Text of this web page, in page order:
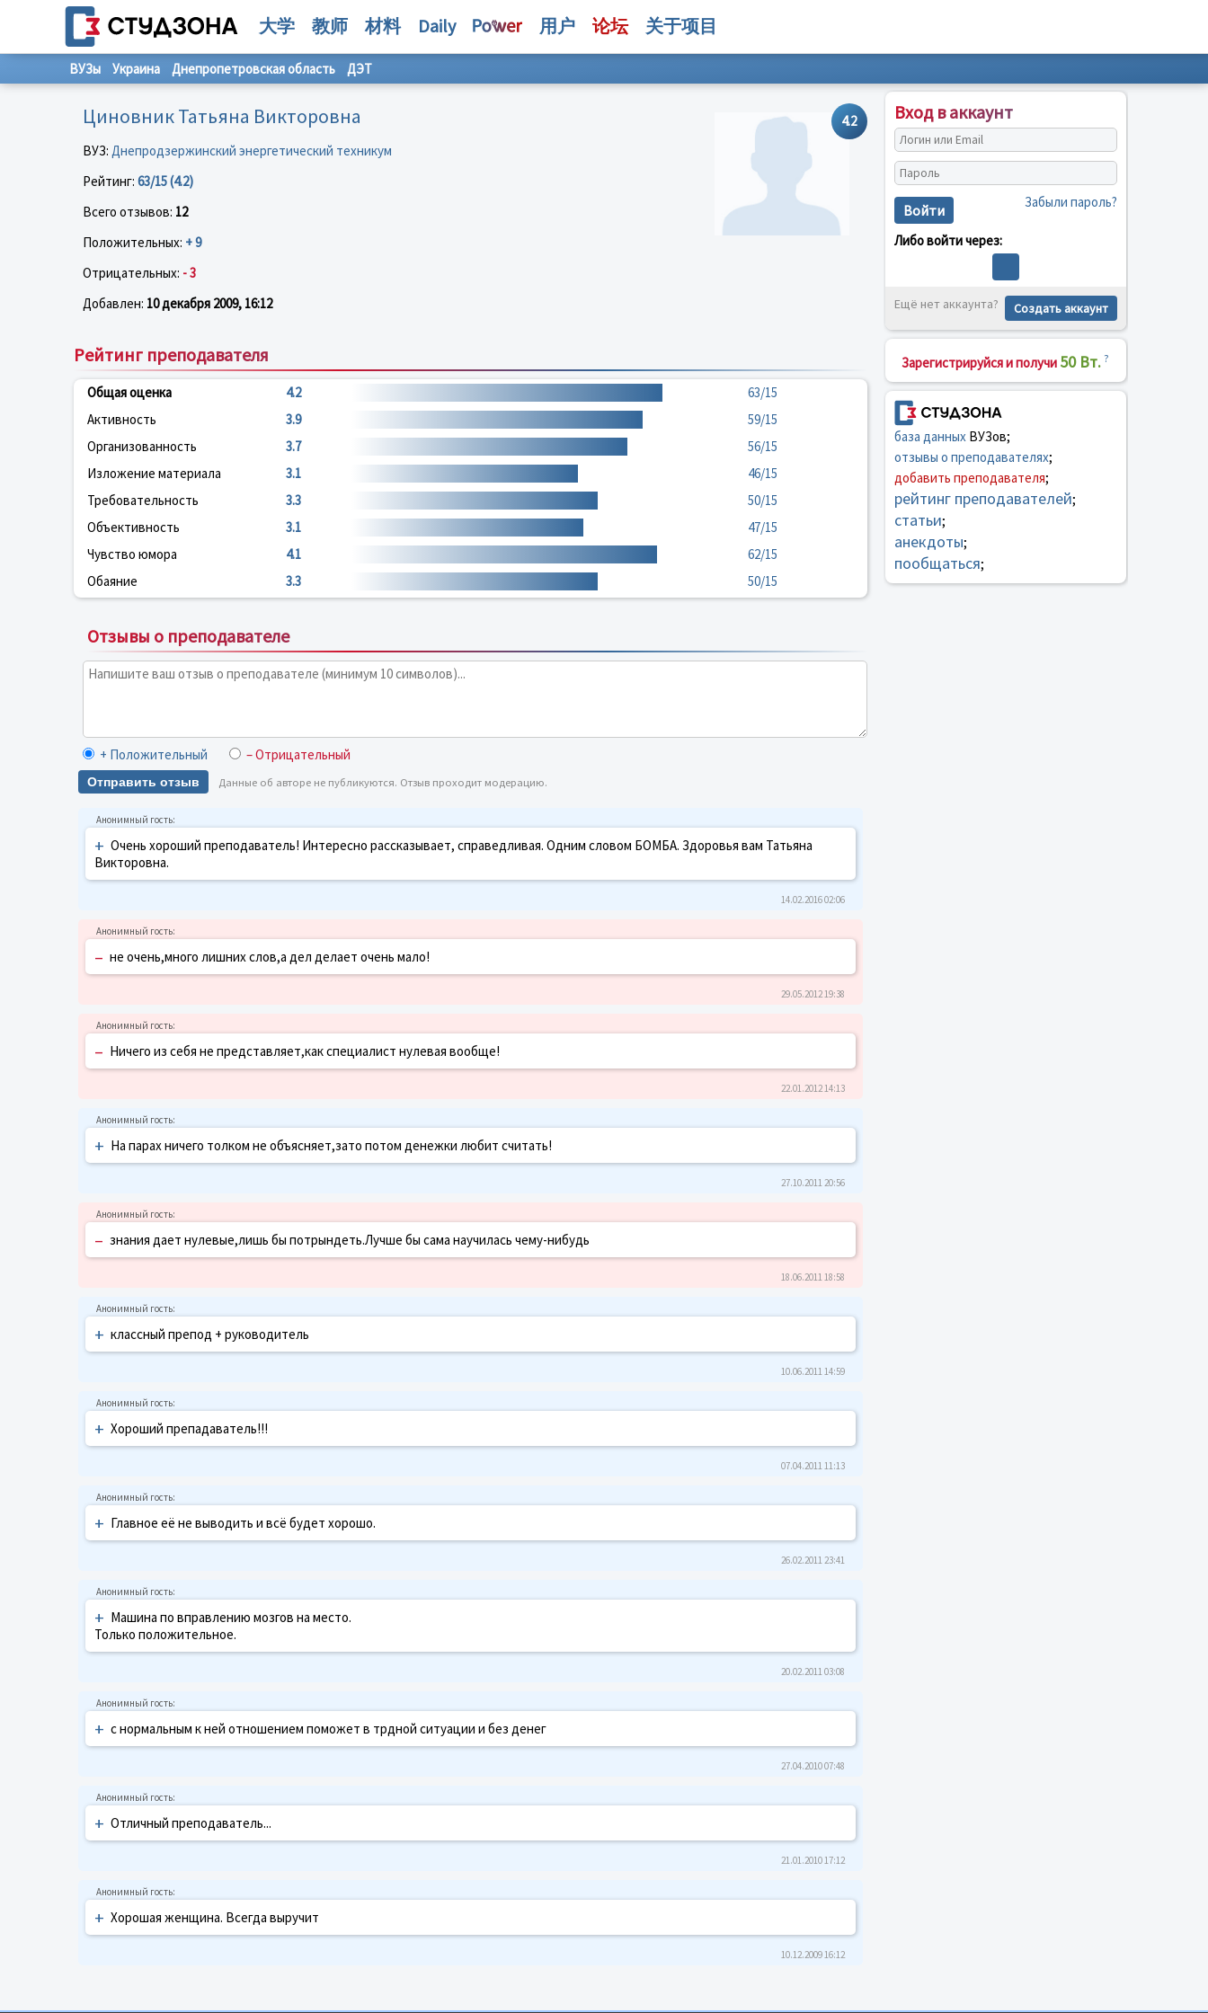
大学 教师 材料 Daily 用户 论坛 关于项目
ВУЗы Украина Днепропетровская область ДЭТ
4.2
Циновник Татьяна Викторовна
ВУЗ: Днепродзержинский энергетический техникум
Рейтинг: 63/15 (4.2)
Всего отзывов: 12
Положительных: + 9
Отрицательных: - 3
Добавлен: 10 декабря 2009, 16:12
Рейтинг преподавателя
Общая оценка 4.2
63/15
Активность
3.9
59/15
Организованность
3.7
56/15
Изложение материала
3.1
46/15
Требовательность
3.3
50/15
Объективность
3.1
47/15
Чувство юмора
4.1
62/15
Обаяние
3.3 50/15
Отзывы о преподавателе
+ Положительный – Отрицательный
Отправить отзыв Данные об авторе не публикуются. Отзыв проходит модерацию.
+ Очень хороший преподаватель! Интересно рассказывает, справедливая. Одним словом БОМБА. Здоровья вам Татьяна
Викторовна.
14.02.2016 02:06
– не очень,много лишних слов,а дел делает очень мало!
29.05.2012 19:38
– Ничего из себя не представляет,как специалист нулевая вообще!
22.01.2012 14:13
+ На парах ничего толком не объясняет,зато потом денежки любит считать!
27.10.2011 20:56
– знания дает нулевые,лишь бы потрындеть.Лучше бы сама научилась чему-нибудь
18.06.2011 18:58
+ классный препод + руководитель
10.06.2011 14:59
+ Хороший препадаватель!!!
07.04.2011 11:13
+ Главное её не выводить и всё будет хорошо.
26.02.2011 23:41
+ Машина по вправлению мозгов на место.
Только положительное.
20.02.2011 03:08
+ с нормальным к ней отношением поможет в трдной ситуации и без денег
27.04.2010 07:48
+ Отличный преподаватель...
21.01.2010 17:12
+ Хорошая женщина. Всегда выручит
10.12.2009 16:12
Вход в аккаунт
Войти Забыли пароль?
Либо войти через:
Ещё нет аккаунта? Создать аккаунт
Зарегистрируйся и получи 50 Вт. ?
база данныхВУЗов;
отзывы о преподавателях;
добавить преподавателя;
рейтинг преподавателей;
статьи;
анекдоты;
пообщаться;